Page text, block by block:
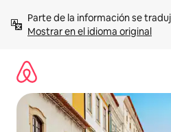
contenidoMostrar en el idioma original